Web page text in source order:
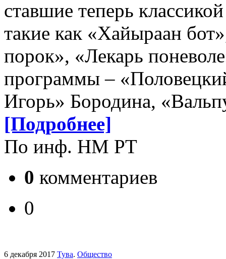
ставшие теперь
такие как «Хайыраан
порок», «Лекарь
программы –
Игорь» Бородина,
[Подробнее]
По инф. НМ РТ
0 комментариев
0
6 декабря 2017 Тува. Общество